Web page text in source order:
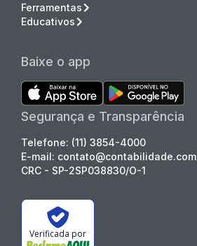
Ferramentas
Educativos
Baixe o app
Segurança e Transparência
Telefone: (11) 3854-4000
E-mail: contato@contabilidade.com
CRC - SP-2SP038830/O-1
Verificada por